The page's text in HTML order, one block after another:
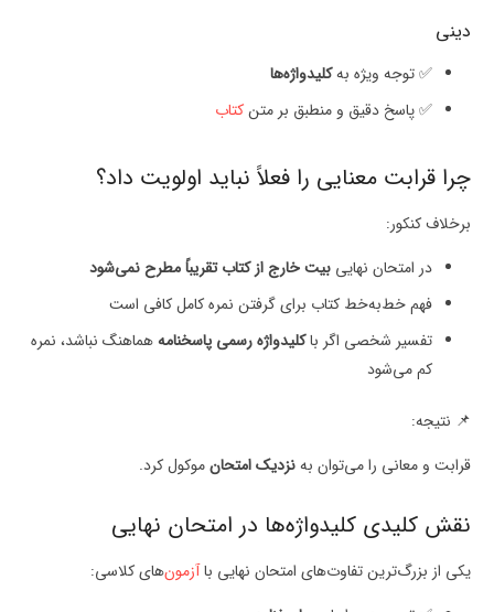
دینی
✅ توجه ویژه بهکلیدواژه‌ها
✅ پاسخ دقیق و منطبق بر متنکتاب
چرا قرابت معنایی را فعلاً نباید اولویت داد؟
برخلاف کنکور:
در امتحان نهایی بیت خارج از کتاب تقریباً مطرح نمی‌شود
فهم خط‌به‌خط کتاب برای گرفتن نمره کامل کافی است
تفسیر شخصی اگر باکلیدواژه رسمی پاسخنامههماهنگ نباشد، نمره
کم می‌شود
📌 نتیجه:
قرابت و معانی را می‌توان بهنزدیک امتحانموکول کرد.
نقش کلیدی کلیدواژه‌ها در امتحان نهایی
یکی از بزرگ‌ترین تفاوت‌های امتحان نهایی باآزمون‌های کلاسی: